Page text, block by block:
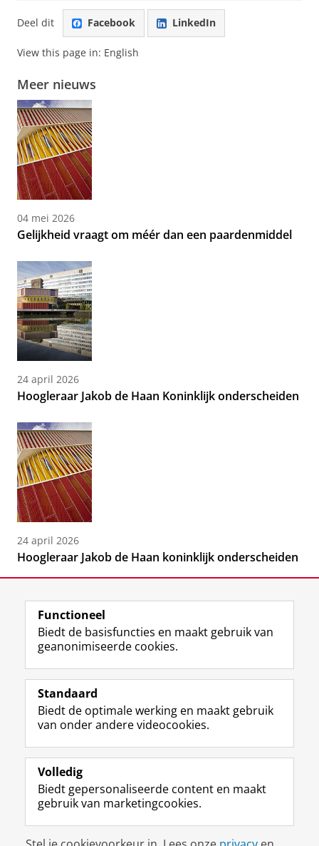
Deel dit Facebook LinkedIn
View this page in: English
Meer nieuws
04 mei 2026
Gelijkheid vraagt om méér dan een paardenmiddel
24 april 2026
Hoogleraar Jakob de Haan Koninklijk onderscheiden
24 april 2026
Hoogleraar Jakob de Haan koninklijk onderscheiden
Volg de RUG
F
a
e
b
o
p
a
i
n
L
i
k
e
I
-
p
g
i
R
S
-
f
e
R
k
s
I
n
t
r
m
c
c
Y
o
T
e
k
a
a
Studiekiezers
Alumni
Over ons
Disclaimer & Copyright
Functioneel
Biedt de basisfuncties en maakt gebruik van
geanonimiseerde cookies.
Standaard
Biedt de optimale werking en maakt gebruik
van onder andere videocookies.
Volledig
Biedt gepersonaliseerde content en maakt
gebruik van marketingcookies.